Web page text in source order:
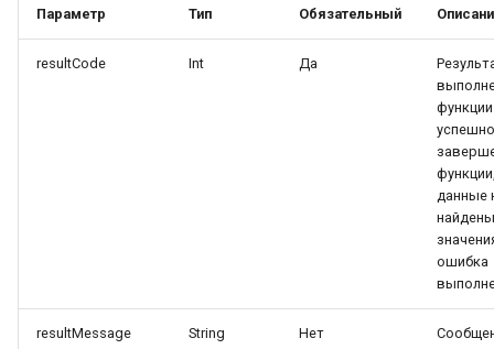
паспорта
Параметр Тип Обязательный
resultCode Int Да
данные
ошибка
resultMessage String Нет